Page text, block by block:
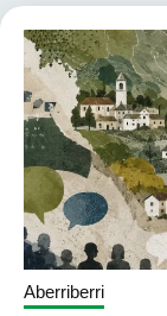
Aberriberri